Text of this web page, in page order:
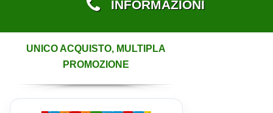
INFORMAZIONI
UNICO ACQUISTO, MULTIPLA
PROMOZIONE